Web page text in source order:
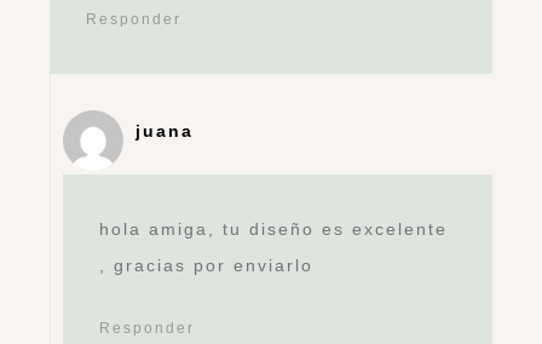
Responder
juana
hola amiga, tu diseño es excelente
, gracias por enviarlo
Responder